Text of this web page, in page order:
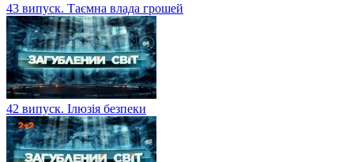
43 випуск. Таємна влада грошей
42 випуск. Ілюзія безпеки